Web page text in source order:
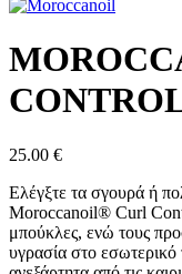
25.00 €
Ελέγξτε τα σγουρά ή
Moroccanoil® Curl
μπούκλες, ενώ τους
υγρασία στο εσωτερικό